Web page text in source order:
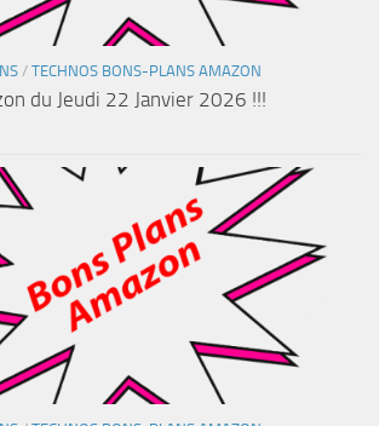
/ TECHNOS BONS-PLANS AMAZON
du Jeudi 22 Janvier 2026 !!!